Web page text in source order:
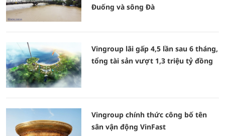
Đuống và sông Đà
Vingroup lãi gấp 4,5 lần sau 6 tháng,
tổng tài sản vượt 1,3 triệu tỷ đồng
Vingroup chính thức công bố tên
sân vận động VinFast